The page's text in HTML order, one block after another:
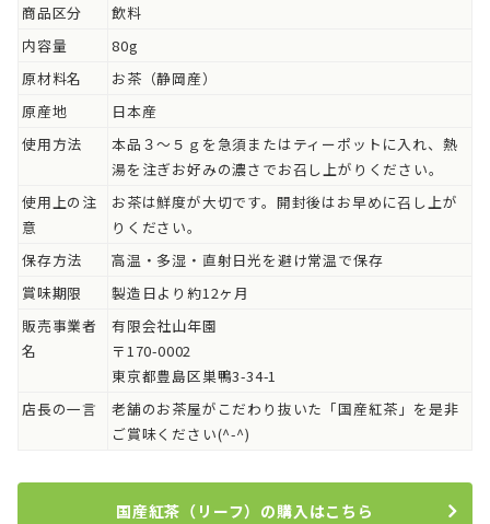
商品区分
飲料
内容量
80g
原材料名
お茶（静岡産）
原産地
日本産
使用方法
本品３～５ｇを急須またはティーポットに入れ、熱
湯を注ぎお好みの濃さでお召し上がりください。
使用上の注
意
お茶は鮮度が大切です。開封後はお早めに召し上が
りください。
保存方法
高温・多湿・直射日光を避け常温で保存
賞味期限
製造日より約12ヶ月
販売事業者
名
有限会社山年園
〒170-0002
東京都豊島区巣鴨3-34-1
店長の一言
老舗のお茶屋がこだわり抜いた「国産紅茶」を是非
ご賞味ください(^-^)
国産紅茶（リーフ）の購入はこちら